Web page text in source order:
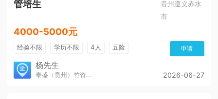
管培生
贵州遵义赤水
市
4000-5000元
经验不限 学历不限 4人 五险 申请
杨先生
泰盛（贵州）竹资源发展有限公司 2026-06-27